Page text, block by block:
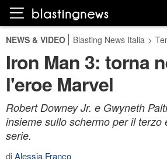
NEWS & VIDEO Blasting News Italia >
Iron Man 3: torna
l'eroe Marvel
Robert Downey Jr. e Gwyneth
insieme sullo schermo per il terzo
serie.
diAlessia Franco